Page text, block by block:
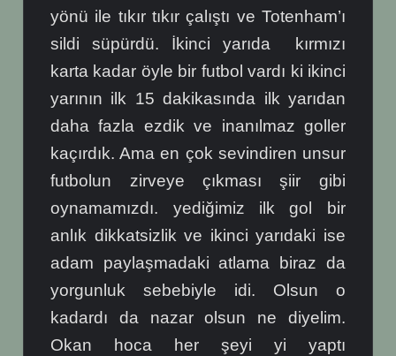
yönü ile tıkır tıkır çalıştı ve Totenham’ı
sildi süpürdü. İkinci yarıda kırmızı
karta kadar öyle bir futbol vardı ki ikinci
yarının ilk 15 dakikasında ilk yarıdan
daha fazla ezdik ve inanılmaz goller
kaçırdık. Ama en çok sevindiren unsur
futbolun zirveye çıkması şiir gibi
oynamamızdı. yediğimiz ilk gol bir
anlık dikkatsizlik ve ikinci yarıdaki ise
adam paylaşmadaki atlama biraz da
yorgunluk sebebiyle idi. Olsun o
kadardı da nazar olsun ne diyelim.
Okan hoca her şeyi yi yaptı